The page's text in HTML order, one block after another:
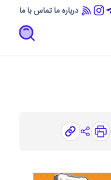
درباره ماتماس با ما